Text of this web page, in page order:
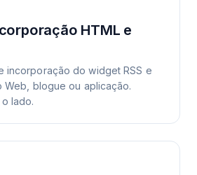
HTML e
incorporação do widget RSS e
Web, blogue ou aplicação.
lado.